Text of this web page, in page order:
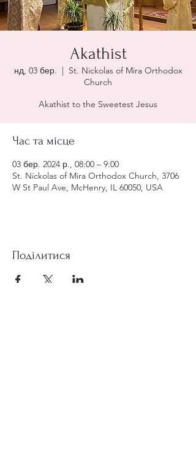
Akathist
нд, 03 бер.
  |
St. Nickolas of Mira Orthodox
Church
Akathist to the Sweetest Jesus
Час та місце
03 бер. 2024 р., 08:00 – 9:00
St. Nickolas of Mira Orthodox Church, 3706
W St Paul Ave, McHenry, IL 60050, USA
Поділитися